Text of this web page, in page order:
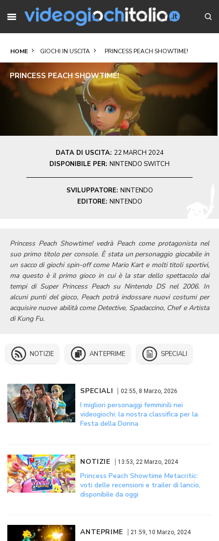
HOME GIOCHI IN USCITA PRINCESS PEACH SHOWTIME!
PRINCESS PEACH SHOWTIME!
DATA DI USCITA: 22 MARCH 2024
DISPONIBILE PER: NINTENDO SWITCH
SVILUPPATORE: NINTENDO
EDITORE: NINTENDO
Princess Peach Showtime! vedrà Peach come protagonista nel
suo primo titolo per console. È stata un personaggio giocabile in
un sacco di giochi spin-off come Mario Kart e molti titoli sportivi,
ma questo è il primo gioco in cui è la star dello spettacolo dai
tempi di Super Princess Peach su Nintendo DS nel 2006. In
alcuni punti del gioco, Peach potrà indossare nuovi costumi per
acquisire nuove abilità come Detective, Spadaccino, Chef e Artista
di Kung Fu.
NOTIZIE ANTEPRIME SPECIALI
SPECIALI 02:55, 8 Marzo, 2026
I migliori personaggi femminili nei
videogiochi: la nostra classifica per la
Festa della Donna
NOTIZIE 13:53, 22 Marzo, 2024
Princess Peach Showtime Metacritic:
voti delle recensioni e trailer di lancio,
disponibile da oggi
ANTEPRIME 21:59, 10 Marzo, 2024